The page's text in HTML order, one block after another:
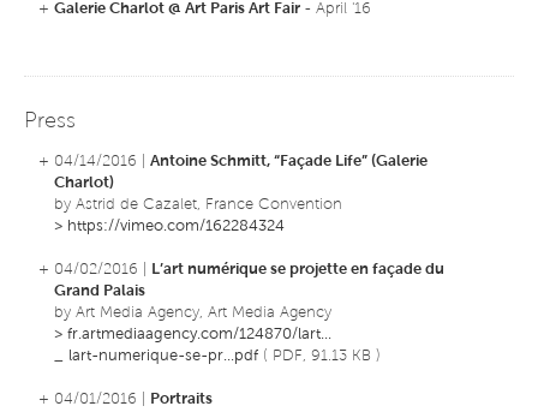
+ Galerie Charlot @ Art Paris Art Fair - April '16
Press
+ 04/14/2016 | Antoine Schmitt, “Façade Life” (Galerie
Charlot)
by Astrid de Cazalet, France Convention
> https://vimeo.com/162284324
+ 04/02/2016 |
L’art numérique se projette en façade du
Grand Palais
by Art Media Agency, Art Media Agency
> fr.artmediaagency.com/124870/lart...
lart-numerique-se-pr...pdf ( PDF, 91.13 KB )
+ 04/01/2016 |
Portraits